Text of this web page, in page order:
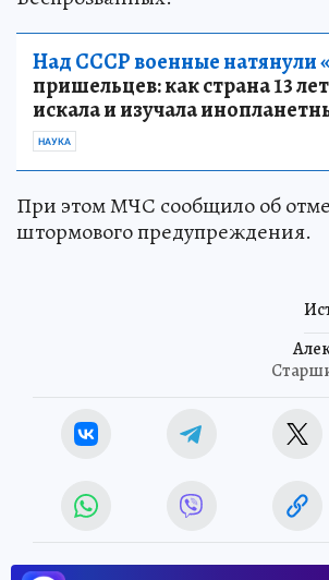
Над СССР военные натянули
пришельцев: как страна 13
искала и изучала
НАУКА
При этом МЧС сообщило об
штормового предупреждения.